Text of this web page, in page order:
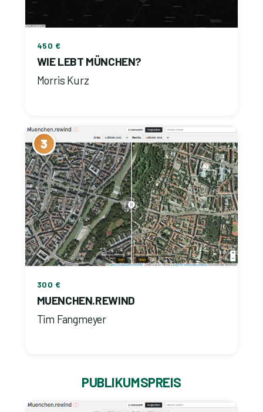
450 €
WIE LEBT MÜNCHEN?
Morris Kurz
3
300 €
MUENCHEN.REWIND
Tim Fangmeyer
PUBLIKUMSPREIS